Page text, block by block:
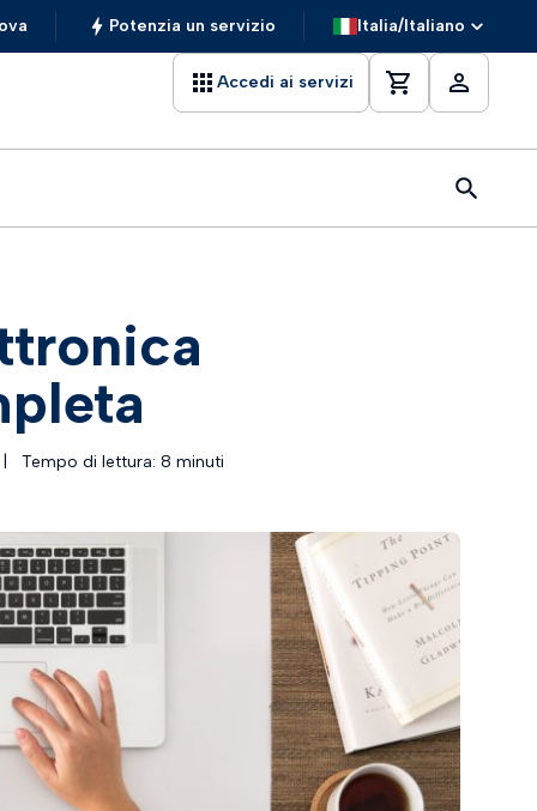
Potenzia un servizio Italia/Italiano
Accedi ai servizi
Tempo di lettura: 8 minuti